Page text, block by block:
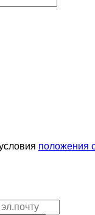
положения